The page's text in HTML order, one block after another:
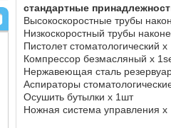
стандартные
Высокоскоростные трубы
Низкоскоростный трубы
Пистолет стоматологический x
Компрессор безмасляный x
Нержавеющая сталь
Аспираторы
Осушить бутылки x 1шт
Ножная система управления x